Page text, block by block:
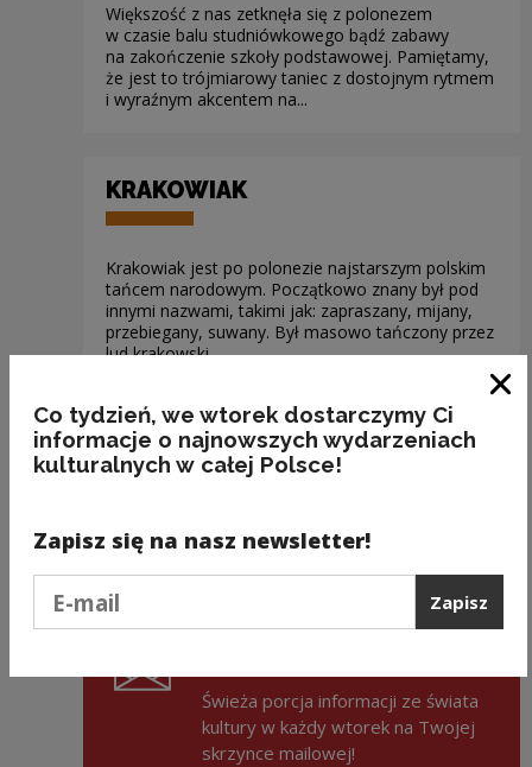
Większość z nas zetknęła się z polonezem
w czasie balu studniówkowego bądź zabawy
na zakończenie szkoły podstawowej. Pamiętamy,
że jest to trójmiarowy taniec z dostojnym rytmem
i wyraźnym akcentem na...
KRAKOWIAK
Krakowiak jest po polonezie najstarszym polskim
tańcem narodowym. Początkowo znany był pod
innymi nazwami, takimi jak: zapraszany, mijany,
przebiegany, suwany. Był masowo tańczony przez
lud krakowski,...
UPROSZCZENIA W CHOREOGRAFII
SUITY KRAKOWSKIEJ
Świeża porcja informacji ze świata
kultury w każdy wtorek na Twojej
skrzynce mailowej!
Co tydzień, we wtorek dostarczymy Ci
informacje o najnowszych wydarzeniach
kulturalnych w całej Polsce!
Zapisz się na nasz newsletter!
Zapisz